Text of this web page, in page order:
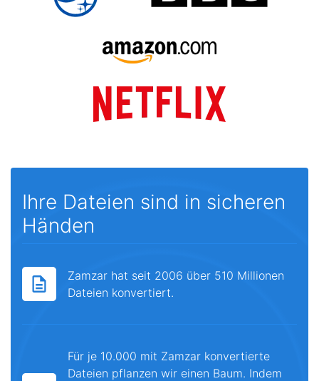
Ihre Dateien sind in sicheren
Händen
Zamzar hat seit 2006 über 510 Millionen
Dateien konvertiert.
Für je 10.000 mit Zamzar konvertierte
Dateien pflanzen wir einen Baum. Indem